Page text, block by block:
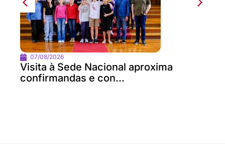
07/08/2026
Visita à Sede Nacional aproxima
confirmandas e con...